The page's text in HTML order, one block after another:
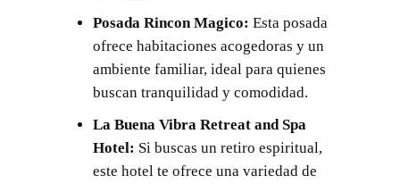
Posada Rincon Magico: Esta posada
ofrece habitaciones acogedoras y un
ambiente familiar, ideal para quienes
buscan tranquilidad y comodidad.
La Buena Vibra Retreat and Spa
Hotel: Si buscas un retiro espiritual,
este hotel te ofrece una variedad de